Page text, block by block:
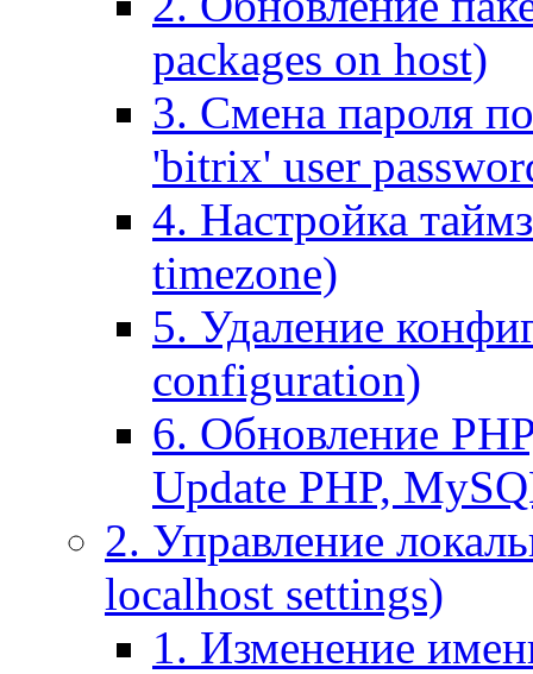
packages on host)
3. Смена пароля
'bitrix' user
4. Настройка
timezone)
5. Удаление
configuration)
6. Обновление
Update PHP,
2. Управление
localhost settings)
1. Изменение